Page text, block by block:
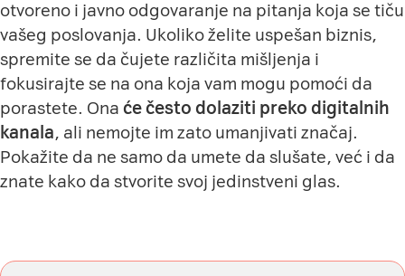
otvoreno i javno odgovaranje na pitanja koja se tiču
vašeg poslovanja. Ukoliko želite uspešan biznis,
spremite se da čujete različita mišljenja i
fokusirajte se na ona koja vam mogu pomoći da
porastete. Ona će često dolaziti preko digitalnih
kanala, ali nemojte im zato umanjivati značaj.
Pokažite da ne samo da umete da slušate, već i da
znate kako da stvorite svoj jedinstveni glas.